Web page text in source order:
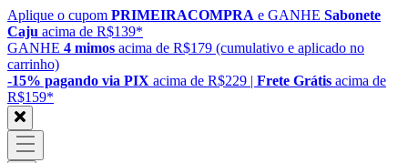
Aplique o cupom PRIMEIRACOMPRA e GANHE Sabonete
Caju acima de R$139*
GANHE 4 mimos acima de R$179 (cumulativo e aplicado no
carrinho)
-15% pagando via PIX acima de R$229 | Frete Grátis acima de
R$159*